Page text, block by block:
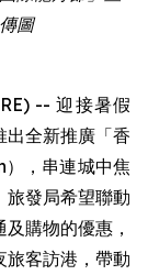
傳圖
-- 迎接暑假
出全新推廣「香
，串連城中焦
旅發局希望聯動
購物的優惠，
旅客訪港，帶動